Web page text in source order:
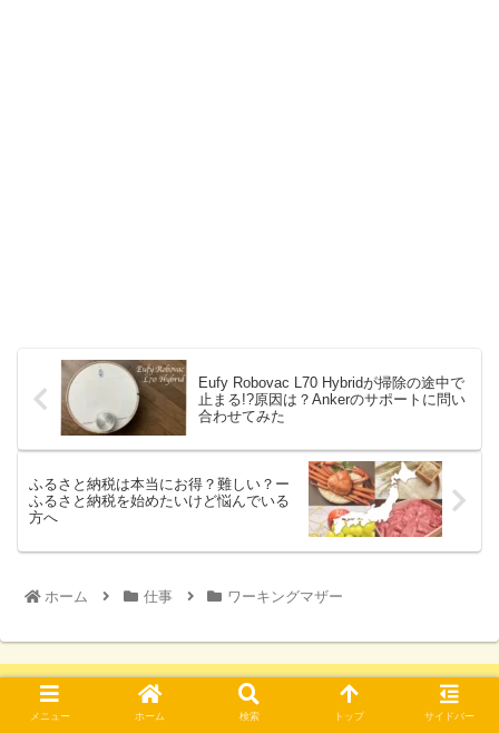
Eufy Robovac L70 Hybridが掃除の途中で
止まる!?原因は？Ankerのサポートに問い
合わせてみた
ふるさと納税は本当にお得？難しい？ー
ふるさと納税を始めたいけど悩んでいる
方へ
ホーム 仕事 ワーキングマザー
当ブログについて
メニュー ホーム 検索 トップ サイドバー